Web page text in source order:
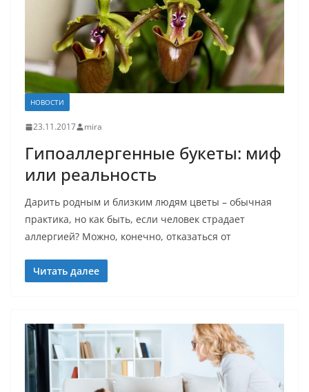
НОВОСТИ
23.11.2017 mira
Гипоаллергенные букеты: миф
или реальность
Дарить родным и близким людям цветы – обычная
практика, но как быть, если человек страдает
аллергией? Можно, конечно, отказаться от
Читать далее